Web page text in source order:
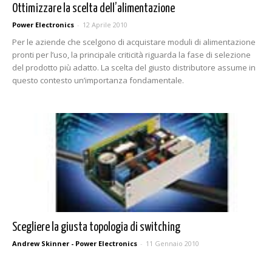
Ottimizzare la scelta dell’alimentazione
Power Electronics - 12 Aprile 2010
Per le aziende che scelgono di acquistare moduli di alimentazione
pronti per l’uso, la principale criticità riguarda la fase di selezione
del prodotto più adatto. La scelta del giusto distributore assume in
questo contesto un’importanza fondamentale.
Scegliere la giusta topologia di switching
Andrew Skinner - Power Electronics - 11 Gennaio 2010